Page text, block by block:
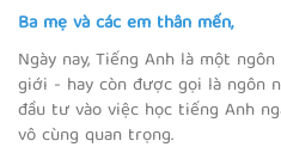
REVIEW 1
Ba mẹ và các em thân mến,
Ngày nay, Tiếng Anh là một
giới - hay còn được gọi là ngôn
đầu tư vào việc học tiếng Anh
vô cùng quan trọng.